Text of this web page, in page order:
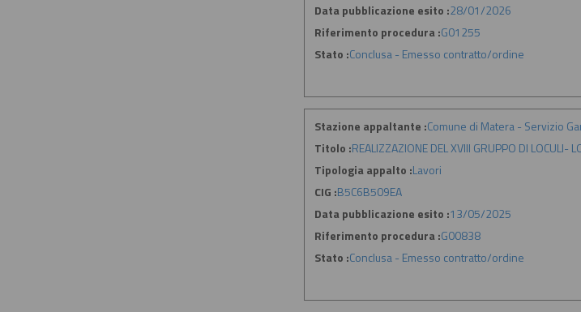
Data pubblicazione esito :28/01/2026
Riferimento procedura :G01255
Stato :Conclusa - Emesso contratto/ordine
Stazione appaltante :Comune di Matera - Servizio
Titolo :REALIZZAZIONE DEL XVIII GRUPPO DI LOCULI-
Tipologia appalto :Lavori
CIG :B5C6B509EA
Data pubblicazione esito :13/05/2025
Riferimento procedura :G00838
Stato :Conclusa - Emesso contratto/ordine